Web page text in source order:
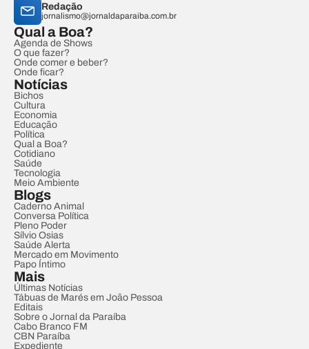
Redação
jornalismo@jornaldaparaiba.com.br
Qual a Boa?
Agenda de Shows
O que fazer?
Onde comer e beber?
Onde ficar?
Notícias
Bichos
Cultura
Economia
Educação
Política
Qual a Boa?
Cotidiano
Saúde
Tecnologia
Meio Ambiente
Blogs
Caderno Animal
Conversa Política
Pleno Poder
Sílvio Osias
Saúde Alerta
Mercado em Movimento
Papo Íntimo
Mais
Últimas Notícias
Tábuas de Marés em João Pessoa
Editais
Sobre o Jornal da Paraíba
Cabo Branco FM
CBN Paraíba
Expediente